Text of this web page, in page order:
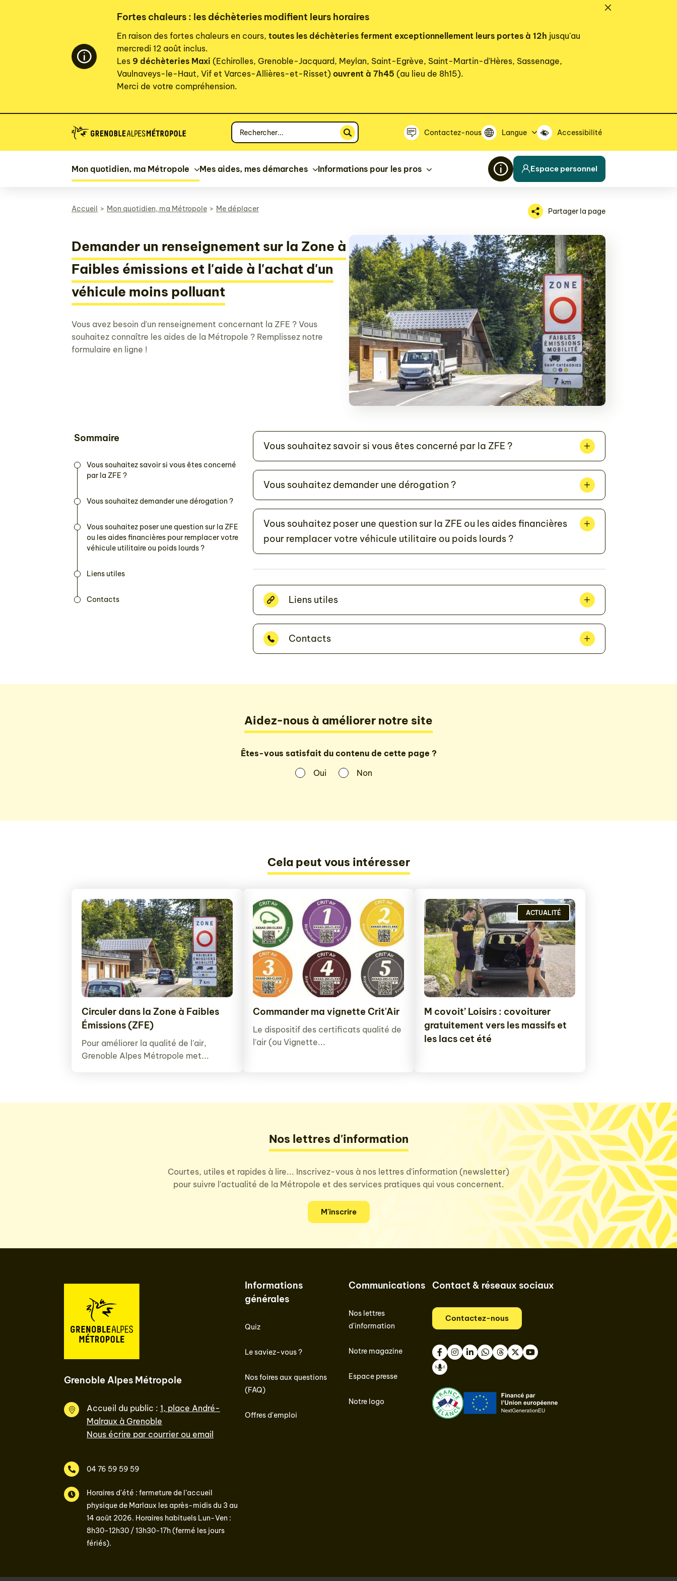
Fortes chaleurs : les déchèteries modifient leurs horaires
En raison des fortes chaleurs en cours, toutes les déchèteries ferment exceptionnellement leurs portes à 12h jusqu'au
mercredi 12 août inclus.
Les 9 déchèteries Maxi (Echirolles, Grenoble-Jacquard, Meylan, Saint-Egrève, Saint-Martin-d'Hères, Sassenage,
Vaulnaveys-le-Haut, Vif et Varces-Allières-et-Risset) ouvrent à 7h45 (au lieu de 8h15).
Merci de votre compréhension.
Votre
recherche
Contactez-nous Langue Accessibilité
Mon quotidien, ma Métropole Mes aides, mes démarches Informations pour les pros Espace personnel
Accueil Mon quotidien, ma Métropole Me déplacer Partager la page
Demander un renseignement sur la Zone à
Faibles émissions et l'aide à l'achat d'un
véhicule moins polluant
Vous avez besoin d'un renseignement concernant la ZFE ? Vous
souhaitez connaître les aides de la Métropole ? Remplissez notre
formulaire en ligne !
Sommaire
Vous souhaitez savoir si vous êtes concerné
par la ZFE ?
Vous souhaitez demander une dérogation ?
Vous souhaitez poser une question sur la ZFE
ou les aides financières pour remplacer votre
véhicule utilitaire ou poids lourds ?
Liens utiles
Contacts
Vous souhaitez savoir si vous êtes concerné par la ZFE ?
Vous souhaitez demander une dérogation ?
Vous souhaitez poser une question sur la ZFE ou les aides financières
pour remplacer votre véhicule utilitaire ou poids lourds ?
Liens utiles
Contacts
Aidez-nous à améliorer notre site
Êtes-vous satisfait du contenu de cette page ?
Oui
Non
Cela peut vous intéresser
Circuler dans la Zone à Faibles
Émissions (ZFE)
Pour améliorer la qualité de l'air,
Grenoble Alpes Métropole met...
Commander ma vignette Crit'Air
Le dispositif des certificats qualité de
l'air (ou Vignette...
M covoit’ Loisirs : covoiturer
gratuitement vers les massifs et
les lacs cet été
ACTUALITÉ
Nos lettres d'information
Courtes, utiles et rapides à lire... Inscrivez-vous à nos lettres d'information (newsletter)
pour suivre l'actualité de la Métropole et des services pratiques qui vous concernent.
M'inscrire
Grenoble Alpes Métropole
Accueil du public : 1, place André-
Malraux à Grenoble
Nous écrire par courrier ou email
04 76 59 59 59
Horaires d'été : fermeture de l’accueil
physique de Marlaux les après-midis du 3 au
14 août 2026. Horaires habituels Lun-Ven :
8h30-12h30 / 13h30-17h (fermé les jours
fériés).
Informations
générales
Quiz
Le saviez-vous ?
Nos foires aux questions
(FAQ)
Offres d'emploi
Communications
Nos lettres
d'information
Notre magazine
Espace presse
Notre logo
Contact & réseaux sociaux
Contactez-nous
FacebookInstagram